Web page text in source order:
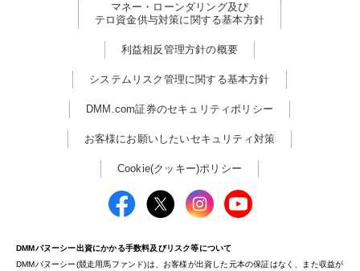
マネー・ローンダリング及び
テロ資金供与対策に関する基本方針
利益相反管理方針の概要
システムリスク管理に関する基本方針
DMM.com証券のセキュリティポリシー
お客様にお願いしたいセキュリティ対策
Cookie(クッキー)ポリシー
DMMバヌーシー出資にかかる手数料及びリスク等について
DMMバヌーシー(競走用馬ファンド)は、お客様が出資した元本の保証はなく、また収益が